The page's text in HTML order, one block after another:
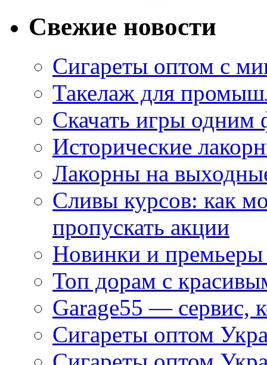
Свежие новости
Сигареты оптом с
Такелаж для
Скачать игры одним
Исторические
Лакорны на
Сливы курсов: как
пропускать акции
Новинки и
Топ дорам с
Garage55 — сервис,
Сигареты оптом